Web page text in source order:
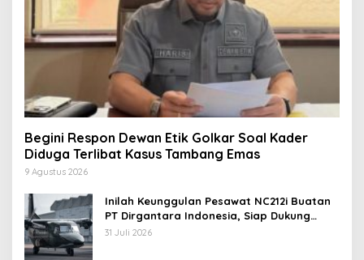
Begini Respon Dewan Etik Golkar Soal Kader
Diduga Terlibat Kasus Tambang Emas
9 Agustus 2026
Inilah Keunggulan Pesawat NC212i Buatan
PT Dirgantara Indonesia, Siap Dukung
Berbagai Operasi TNI
31 Juli 2026